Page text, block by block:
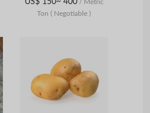
/ Metric
Ton ( Negotiable )